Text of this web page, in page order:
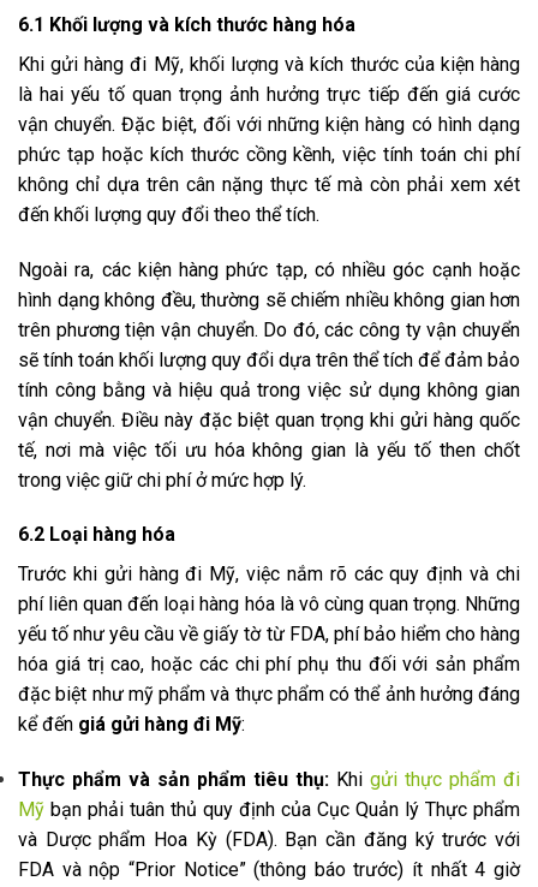
6.1 Khối lượng và kích thước hàng hóa
Khi gửi hàng đi Mỹ, khối lượng và kích thước của kiện hàng
là hai yếu tố quan trọng ảnh hưởng trực tiếp đến giá cước
vận chuyển. Đặc biệt, đối với những kiện hàng có hình dạng
phức tạp hoặc kích thước cồng kềnh, việc tính toán chi phí
không chỉ dựa trên cân nặng thực tế mà còn phải xem xét
đến khối lượng quy đổi theo thể tích.
Ngoài ra, các kiện hàng phức tạp, có nhiều góc cạnh hoặc
hình dạng không đều, thường sẽ chiếm nhiều không gian hơn
trên phương tiện vận chuyển. Do đó, các công ty vận chuyển
sẽ tính toán khối lượng quy đổi dựa trên thể tích để đảm bảo
tính công bằng và hiệu quả trong việc sử dụng không gian
vận chuyển. Điều này đặc biệt quan trọng khi gửi hàng quốc
tế, nơi mà việc tối ưu hóa không gian là yếu tố then chốt
trong việc giữ chi phí ở mức hợp lý.
6.2 Loại hàng hóa
Trước khi gửi hàng đi Mỹ, việc nắm rõ các quy định và chi
phí liên quan đến loại hàng hóa là vô cùng quan trọng. Những
yếu tố như yêu cầu về giấy tờ từ FDA, phí bảo hiểm cho hàng
hóa giá trị cao, hoặc các chi phí phụ thu đối với sản phẩm
đặc biệt như mỹ phẩm và thực phẩm có thể ảnh hưởng đáng
kể đến giá gửi hàng đi Mỹ:
Thực phẩm và sản phẩm tiêu thụ: Khi gửi thực phẩm đi
Mỹ bạn phải tuân thủ quy định của Cục Quản lý Thực phẩm
và Dược phẩm Hoa Kỳ (FDA). Bạn cần đăng ký trước với
FDA và nộp “Prior Notice” (thông báo trước) ít nhất 4 giờ